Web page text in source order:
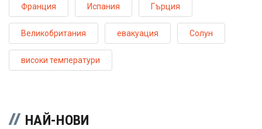
Франция Испания Гърция
Великобритания евакуация Солун
високи температури
НАЙ-НОВИ